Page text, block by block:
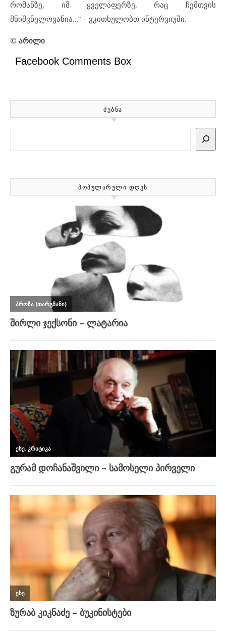
რომანზე, იმ ყველაფერზე, რაც ჩემთვის
მნიშვნელოვანია…“ – ვკითხულობთ ინტერვიუში.
© არილი
Facebook Comments Box
ᲫᲔᲑᲜᲐ
ᲞᲝᲞᲣᲚᲐᲠᲣᲚᲘ ᲓᲦᲔᲡ